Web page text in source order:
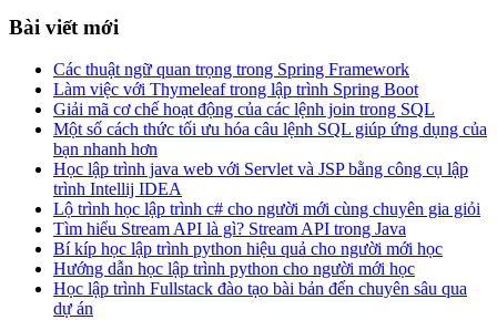
Bài viết mới
Các thuật ngữ quan trọng trong Spring Framework
Làm việc với Thymeleaf trong lập trình Spring Boot
Giải mã cơ chế hoạt động của các lệnh join trong SQL
Một số cách thức tối ưu hóa câu lệnh SQL giúp ứng dụng của
bạn nhanh hơn
Học lập trình java web với Servlet và JSP bằng công cụ lập
trình Intellij IDEA
Lộ trình học lập trình c# cho người mới cùng chuyên gia giỏi
Tìm hiểu Stream API là gì? Stream API trong Java
Bí kíp học lập trình python hiệu quả cho người mới học
Hướng dẫn học lập trình python cho người mới học
Học lập trình Fullstack đào tạo bài bản đến chuyên sâu qua
dự án